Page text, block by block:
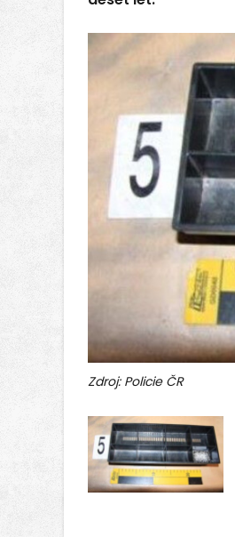
Zdroj: Policie ČR